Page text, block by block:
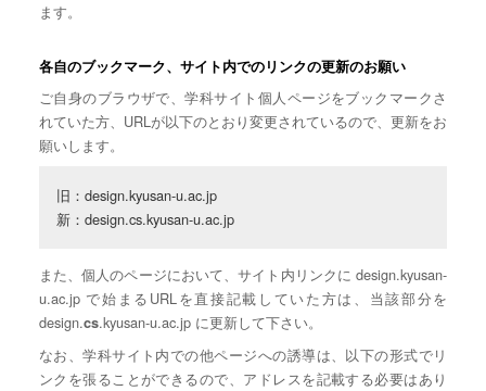
ます。
各自のブックマーク、サイト内でのリンクの更新のお願い
ご自身のブラウザで、学科サイト個人ページをブックマークさ
れていた方、URLが以下のとおり変更されているので、更新をお
願いします。
旧：design.kyusan-u.ac.jp
新：design.cs.kyusan-u.ac.jp
また、個人のページにおいて、サイト内リンクに design.kyusan-
u.ac.jp で始まるURLを直接記載していた方は、当該部分を
design.cs.kyusan-u.ac.jp に更新して下さい。
なお、学科サイト内での他ページへの誘導は、以下の形式でリ
ンクを張ることができるので、アドレスを記載する必要はあり